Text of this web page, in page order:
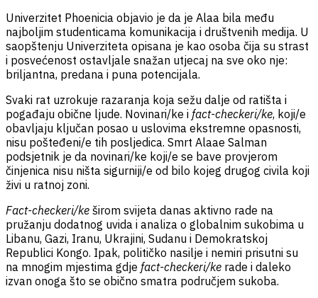
Univerzitet Phoenicia objavio je da je Alaa bila među
najboljim studenticama komunikacija i društvenih medija. U
saopštenju Univerziteta opisana je kao osoba čija su strast
i posvećenost ostavljale snažan utjecaj na sve oko nje:
briljantna, predana i puna potencijala.
Svaki rat uzrokuje razaranja koja sežu dalje od ratišta i
pogađaju obične ljude. Novinari/ke i fact-checkeri/ke, koji/e
obavljaju ključan posao u uslovima ekstremne opasnosti,
nisu pošteđeni/e tih posljedica. Smrt Alaae Salman
podsjetnik je da novinari/ke koji/e se bave provjerom
činjenica nisu ništa sigurniji/e od bilo kojeg drugog civila koji
živi u ratnoj zoni.
Fact-checkeri/ke širom svijeta danas aktivno rade na
pružanju dodatnog uvida i analiza o globalnim sukobima u
Libanu, Gazi, Iranu, Ukrajini, Sudanu i Demokratskoj
Republici Kongo. Ipak, političko nasilje i nemiri prisutni su
na mnogim mjestima gdje fact-checkeri/ke rade i daleko
izvan onoga što se obično smatra područjem sukoba.